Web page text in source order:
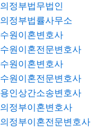
의정부법무법인
의정부법률사무소
수원이혼변호사
수원이혼전문변호사
수원이혼변호사
수원이혼전문변호사
용인상간소송변호사
의정부이혼변호사
의정부이혼전문변호사